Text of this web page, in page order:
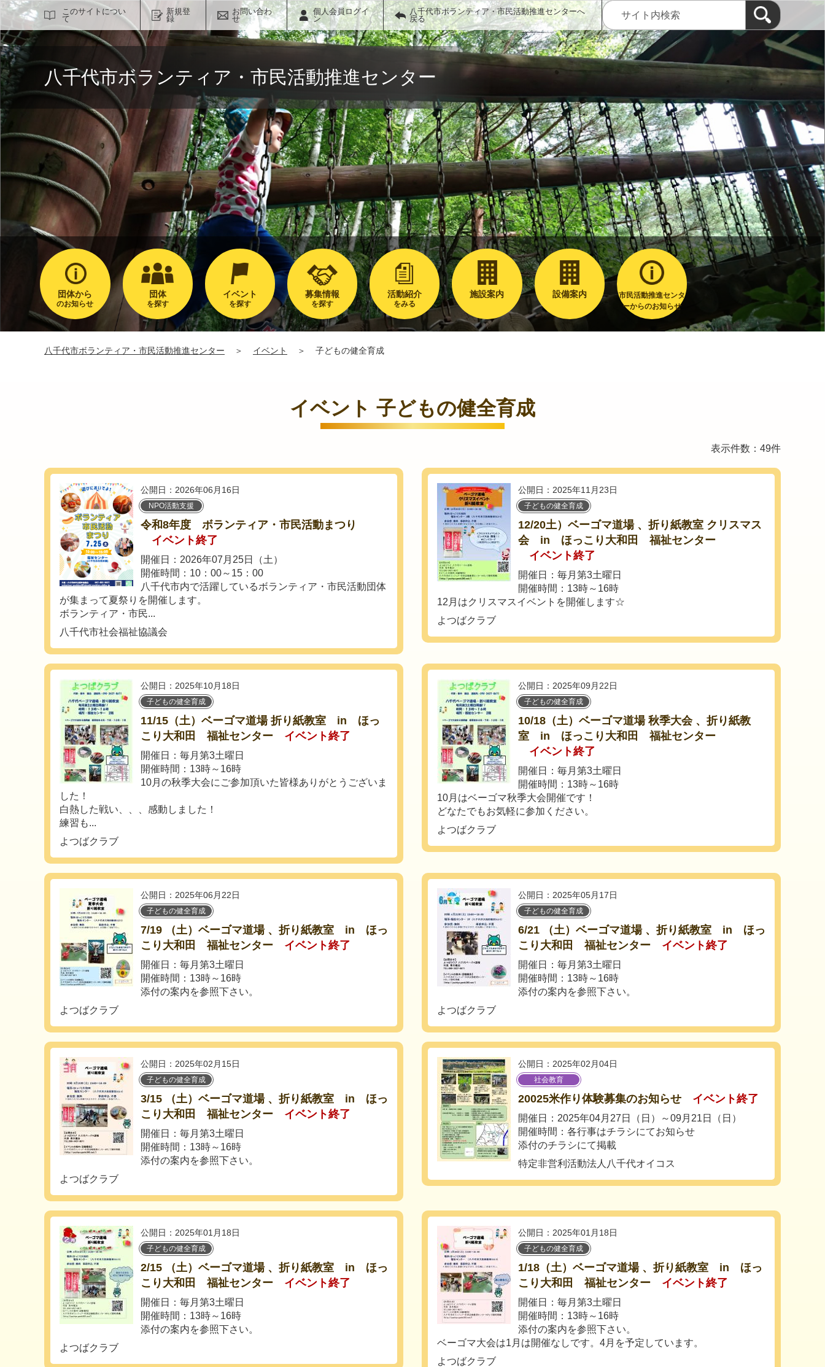
このサイトについ
て
新規登
録
お問い合わ
せ
個人会員ログイ
ン
八千代市ボランティア・市民活動推進センターへ
戻る
サイト内検索
八千代市ボランティア・市民活動推進センター
団体から
のお知らせ
団体
を探す
イベント
を探す
募集情報
を探す
活動紹介
をみる
施設案内 設備案内
市民活動推進センタ
ーからのお知らせ
八千代市ボランティア・市民活動推進センター ＞ イベント ＞ 子どもの健全育成
イベント 子どもの健全育成
表示件数：49件
公開日：2026年06月16日
NPO活動支援
令和8年度 ボランティア・市民活動まつり
イベント終了
開催日：2026年07月25日（土）
開催時間：10：00～15：00
八千代市内で活躍しているボランティア・市民活動団体
が集まって夏祭りを開催します。
ボランティア・市民...
八千代市社会福祉協議会
公開日：2025年11月23日
子どもの健全育成
12/20土）ベーゴマ道場 、折り紙教室 クリスマス
会 in ほっこり大和田 福祉センター
イベント終了
開催日：毎月第3土曜日
開催時間：13時～16時
12月はクリスマスイベントを開催します☆
よつばクラブ
公開日：2025年10月18日
子どもの健全育成
11/15（土）ベーゴマ道場 折り紙教室 in ほっ
こり大和田 福祉センター
イベント終了
開催日：毎月第3土曜日
開催時間：13時～16時
10月の秋季大会にご参加頂いた皆様ありがとうございま
した！
白熱した戦い、、、感動しました！
練習も...
よつばクラブ
公開日：2025年09月22日
子どもの健全育成
10/18（土）ベーゴマ道場 秋季大会 、折り紙教
室 in ほっこり大和田 福祉センター
イベント終了
開催日：毎月第3土曜日
開催時間：13時～16時
10月はベーゴマ秋季大会開催です！
どなたでもお気軽に参加ください。
よつばクラブ
公開日：2025年06月22日
子どもの健全育成
7/19 （土）ベーゴマ道場 、折り紙教室 in ほっ
こり大和田 福祉センター
イベント終了
開催日：毎月第3土曜日
開催時間：13時～16時
添付の案内を参照下さい。
よつばクラブ
公開日：2025年05月17日
子どもの健全育成
6/21 （土）ベーゴマ道場 、折り紙教室 in ほっ
こり大和田 福祉センター
イベント終了
開催日：毎月第3土曜日
開催時間：13時～16時
添付の案内を参照下さい。
よつばクラブ
公開日：2025年02月15日
子どもの健全育成
3/15 （土）ベーゴマ道場 、折り紙教室 in ほっ
こり大和田 福祉センター
イベント終了
開催日：毎月第3土曜日
開催時間：13時～16時
添付の案内を参照下さい。
よつばクラブ
公開日：2025年02月04日
社会教育
20025米作り体験募集のお知らせ イベント終了
開催日：2025年04月27日（日）～09月21日（日）
開催時間：各行事はチラシにてお知らせ
添付のチラシにて掲載
特定非営利活動法人八千代オイコス
公開日：2025年01月18日
子どもの健全育成
2/15 （土）ベーゴマ道場 、折り紙教室 in ほっ
こり大和田 福祉センター
イベント終了
開催日：毎月第3土曜日
開催時間：13時～16時
添付の案内を参照下さい。
よつばクラブ
公開日：2025年01月18日
子どもの健全育成
1/18（土）ベーゴマ道場 、折り紙教室 in ほっ
こり大和田 福祉センター
イベント終了
開催日：毎月第3土曜日
開催時間：13時～16時
添付の案内を参照下さい。
ベーゴマ大会は1月は開催なしです。4月を予定しています。
よつばクラブ